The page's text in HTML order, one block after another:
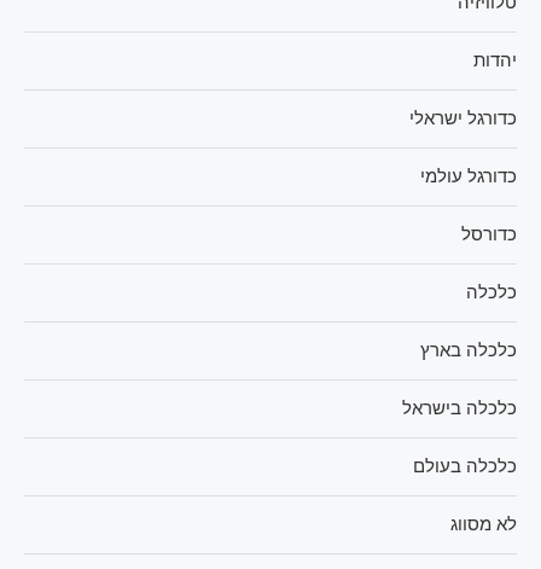
יהדות
כדורגל ישראלי
כדורגל עולמי
כדורסל
כלכלה
כלכלה בארץ
כלכלה בישראל
כלכלה בעולם
לא מסווג